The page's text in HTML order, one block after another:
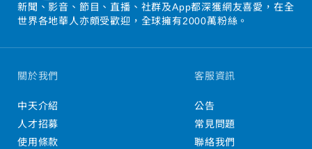
新聞、影音、節目、直播、社群及App都深獲網友喜愛，在全
世界各地華人亦頗受歡迎，全球擁有2000萬粉絲。
關於我們
中天介紹
人才招募
使用條款
客服資訊
公告
常見問題
聯絡我們